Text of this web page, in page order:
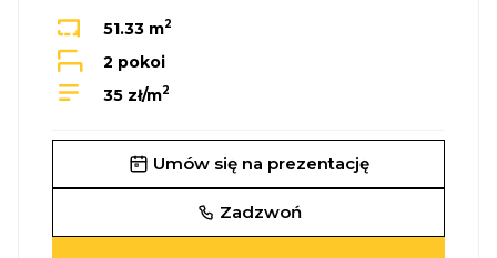
51.33 m2
2 pokoi
35 zł/m2
Umów się na prezentację
Zadzwoń